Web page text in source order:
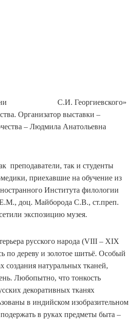
имени С.И. Георгиевского»
Организатор выставки –
– Людмила Анатольевна
преподаватели, так и студенты
приехавшие на обучение из
Института филологии
доц. Майборода С.В., ст.преп.
экспозицию музея.
русского народа (VIII – XIX
по дереву и золотое шитьё. Особый
создания натуральных тканей,
Любопытно, что тонкость
декоративных тканях
в индийском изобразительном
в руках предметы быта –